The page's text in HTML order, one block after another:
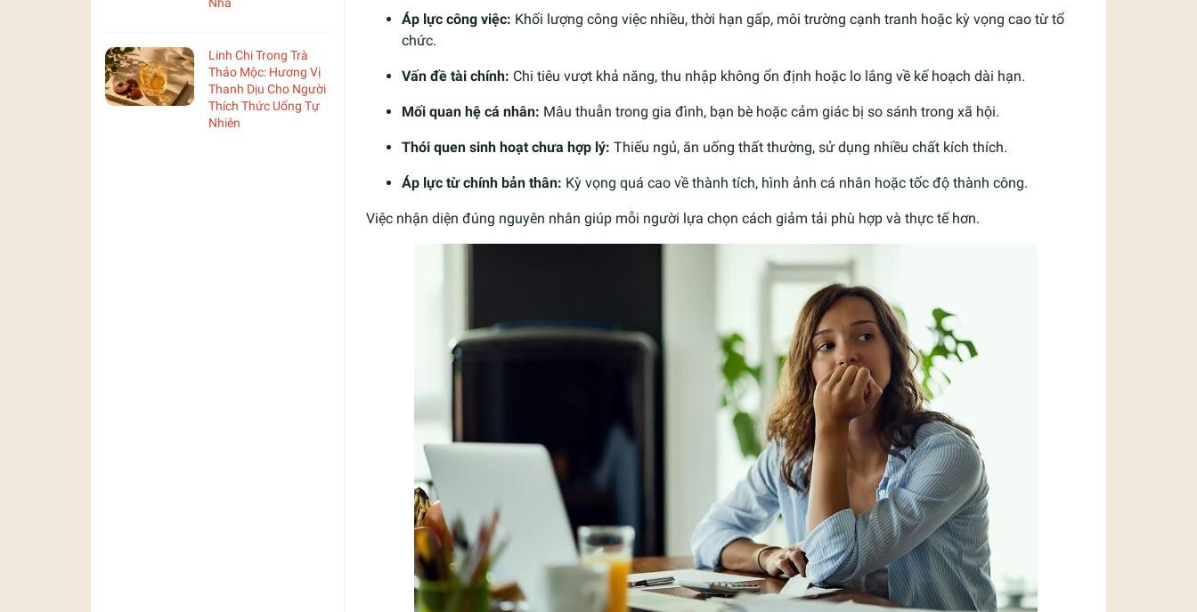
Linh Chi Trong Trà
Thảo Mộc: Hương Vị
Thanh Dịu Cho Người
Thích Thức Uống Tự
Nhiên
Áp lực công việc: Khối lượng công việc nhiều, thời hạn gấp, môi trường cạnh tranh hoặc kỳ vọng cao từ tổ
chức.
Vấn đề tài chính: Chi tiêu vượt khả năng, thu nhập không ổn định hoặc lo lắng về kế hoạch dài hạn.
Mối quan hệ cá nhân: Mâu thuẫn trong gia đình, bạn bè hoặc cảm giác bị so sánh trong xã hội.
Thói quen sinh hoạt chưa hợp lý: Thiếu ngủ, ăn uống thất thường, sử dụng nhiều chất kích thích.
Áp lực từ chính bản thân: Kỳ vọng quá cao về thành tích, hình ảnh cá nhân hoặc tốc độ thành công.
Việc nhận diện đúng nguyên nhân giúp mỗi người lựa chọn cách giảm tải phù hợp và thực tế hơn.